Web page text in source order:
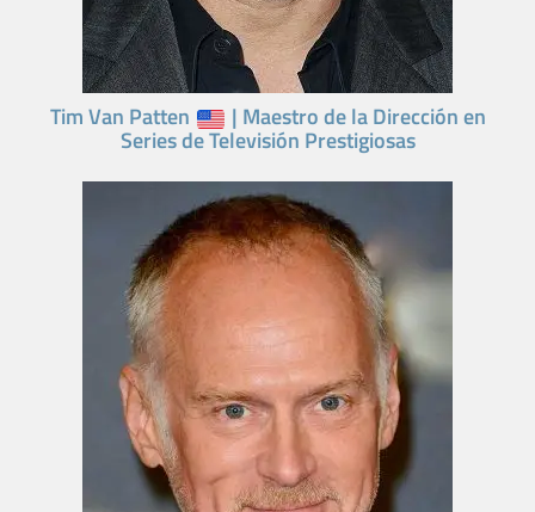
Tim Van Patten | Maestro de la Dirección en
Series de Televisión Prestigiosas